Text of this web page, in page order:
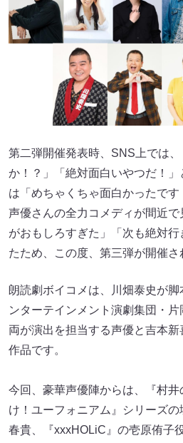
第二弾開催発表時、SNS上では
か！？」「絶対面白いやつだ！
は「めちゃくちゃ面白かったで
声優さんの全力コメディが間近
がおもしろすぎた」「次も絶対
たため、この度、第三弾が開催さ
朗読劇ボイコメは、川畑泰史が
ンターテインメント演劇集団・
両が演出を担当する声優と吉本
作品です。
今回、豪華声優陣からは、『村
け！ユーフォニアム』シリーズ
春貴、『xxxHOLiC』の壱原侑子